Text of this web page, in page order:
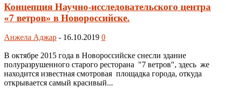
Концепция Научно-исследовательского центра
«7 ветров» в Новороссийске.
Анжела Аджар - 16.10.2019 0
В октябре 2015 года в Новороссийске снесли здание
полуразрушенного старого ресторана "7 ветров", здесь же
находится известная смотровая площадка города, откуда
открывается самый красивый...